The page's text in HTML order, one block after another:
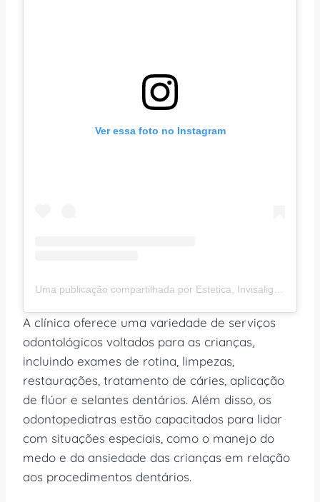
Ver essa foto no Instagram
A clínica oferece uma variedade de serviços
odontológicos voltados para as crianças,
incluindo exames de rotina, limpezas,
restaurações, tratamento de cáries, aplicação
de flúor e selantes dentários. Além disso, os
odontopediatras estão capacitados para lidar
com situações especiais, como o manejo do
medo e da ansiedade das crianças em relação
aos procedimentos dentários.